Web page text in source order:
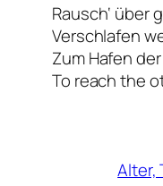
Rausch‘ über
Verschlafen
Zum Hafen
To reach the
Alter,